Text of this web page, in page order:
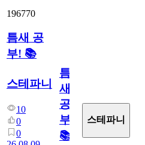
196770
틈새 공
부! 📚
스테파니
10
0
0
틈
새
공
부!
📚
스테파니